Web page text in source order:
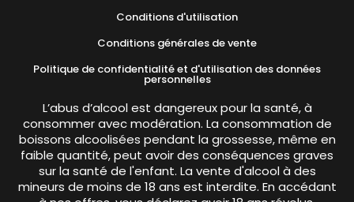
Conditions d'utilisation
Conditions générales de vente
Politique de confidentialité et d'utilisation des données
personnelles
L’abus d’alcool est dangereux pour la santé, à
consommer avec modération. La consommation de
boissons alcoolisées pendant la grossesse, même en
faible quantité, peut avoir des conséquences graves
sur la santé de l'enfant. La vente d'alcool à des
mineurs de moins de 18 ans est interdite. En accédant